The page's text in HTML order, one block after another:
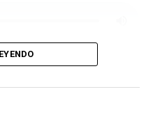
de desalojo que ya